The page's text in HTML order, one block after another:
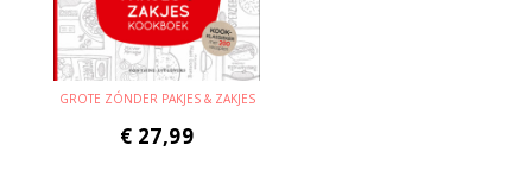
GROTE ZÓNDER PAKJES & ZAKJES
€ 27,99